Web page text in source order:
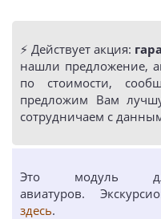
⚡️ Действует акция:
нашли предложение,
по стоимости,
предложим Вам
сотрудничаем с
Это модуль
авиатуров.
здесь.